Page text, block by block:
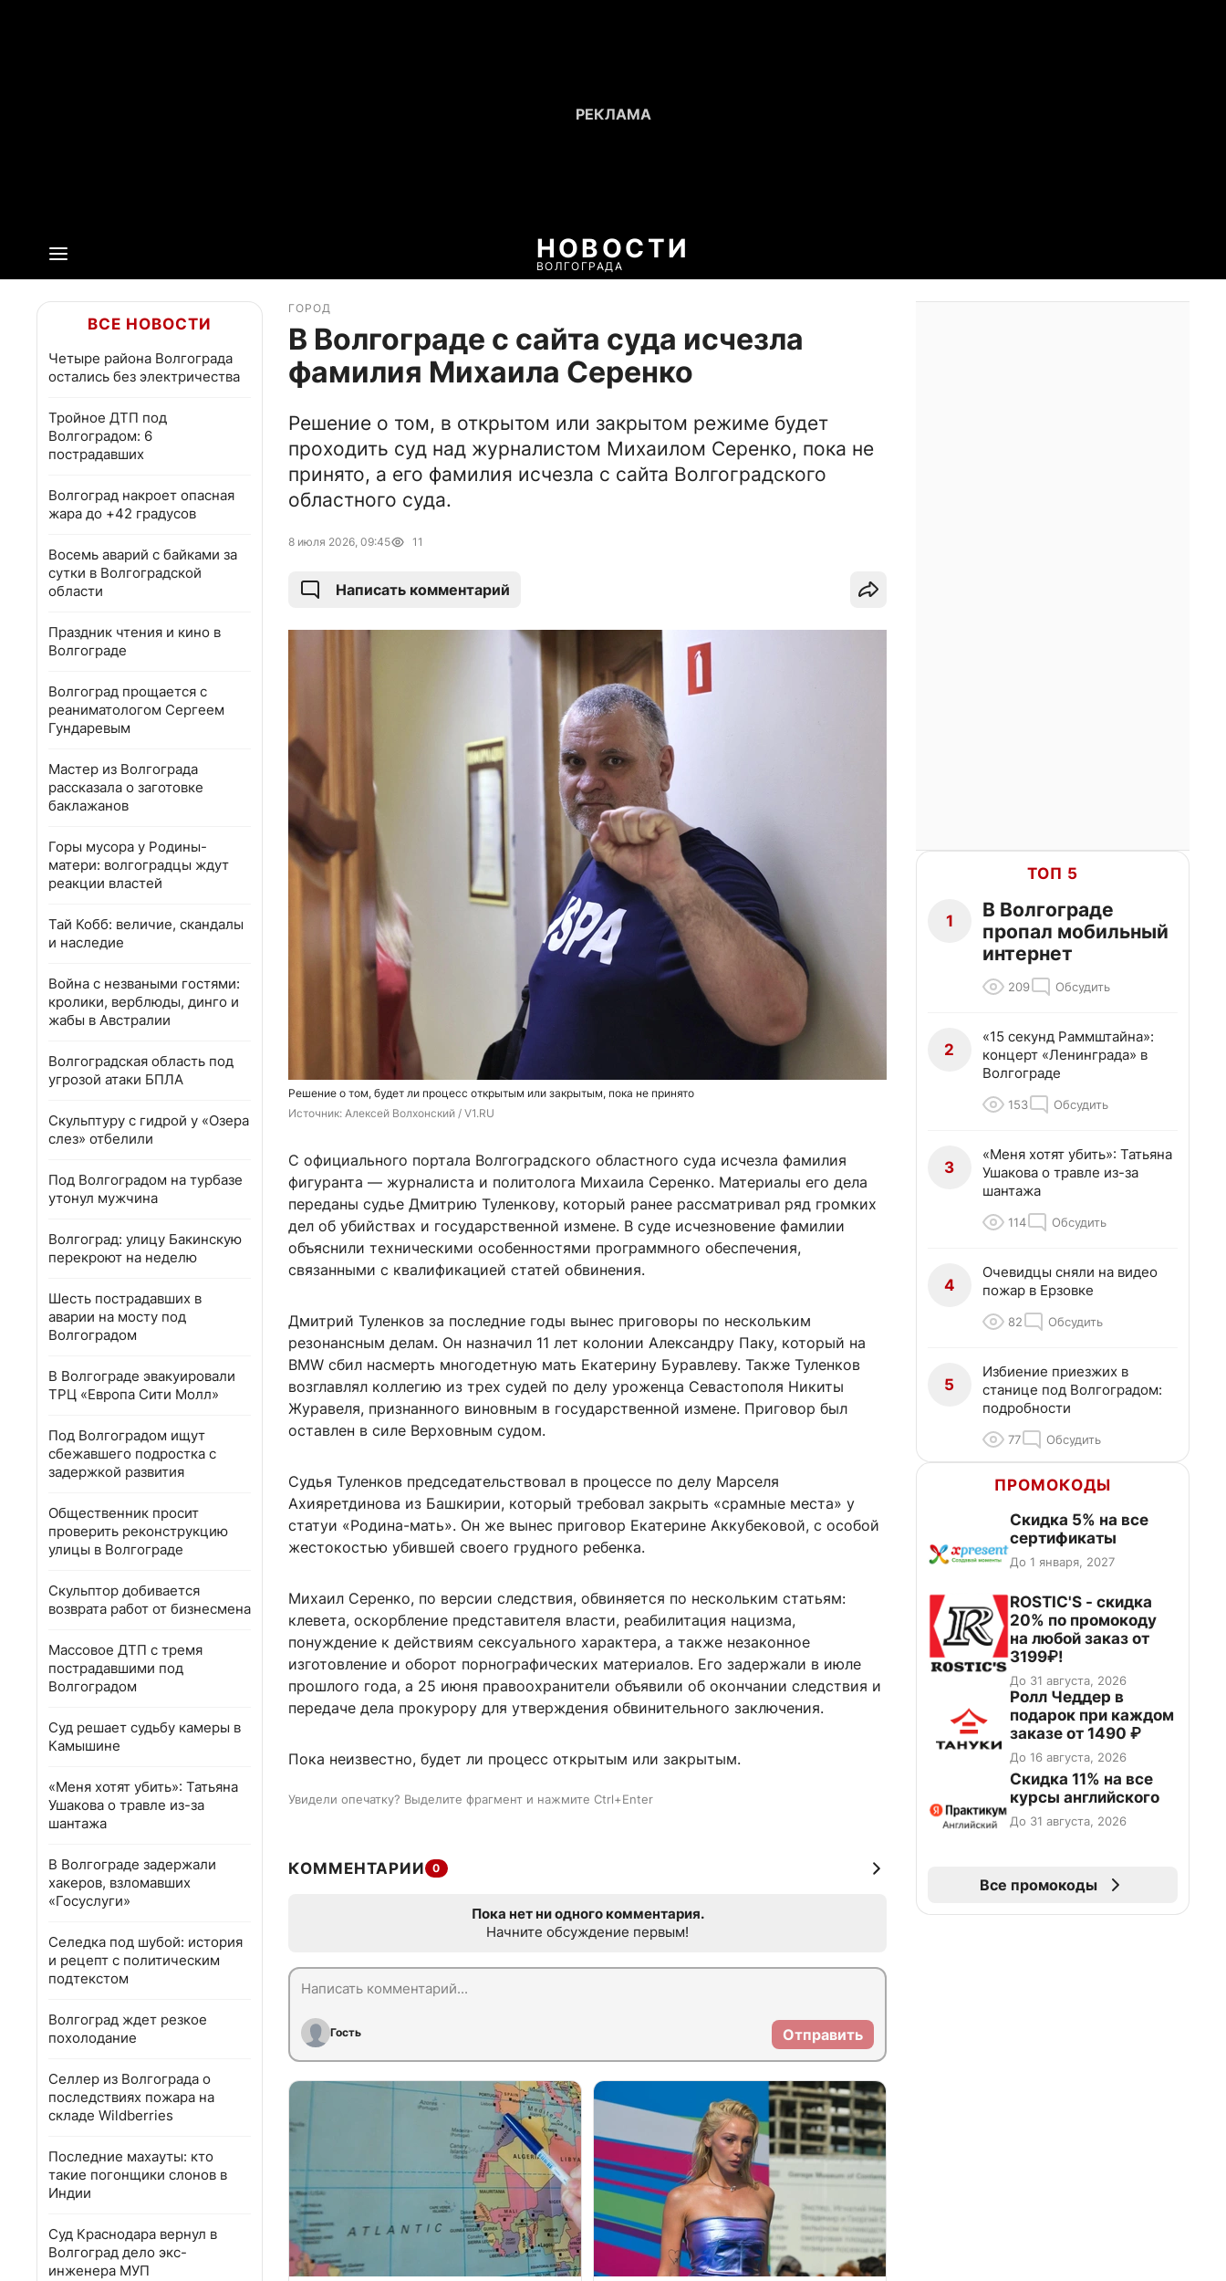
НОВОСТИ
ВОЛГОГРАДА
ВСЕ НОВОСТИ
Четыре района Волгограда
остались без электричества
Тройное ДТП под
Волгоградом: 6
пострадавших
Волгоград накроет опасная
жара до +42 градусов
Восемь аварий с байками за
сутки в Волгоградской
области
Праздник чтения и кино в
Волгограде
Волгоград прощается с
реаниматологом Сергеем
Гундаревым
Мастер из Волгограда
рассказала о заготовке
баклажанов
Горы мусора у Родины-
матери: волгоградцы ждут
реакции властей
Тай Кобб: величие, скандалы
и наследие
Война с незваными гостями:
кролики, верблюды, динго и
жабы в Австралии
Волгоградская область под
угрозой атаки БПЛА
Скульптуру с гидрой у «Озера
слез» отбелили
Под Волгоградом на турбазе
утонул мужчина
Волгоград: улицу Бакинскую
перекроют на неделю
Шесть пострадавших в
аварии на мосту под
Волгоградом
В Волгограде эвакуировали
ТРЦ «Европа Сити Молл»
Под Волгоградом ищут
сбежавшего подростка с
задержкой развития
Общественник просит
проверить реконструкцию
улицы в Волгограде
Скульптор добивается
возврата работ от бизнесмена
Массовое ДТП с тремя
пострадавшими под
Волгоградом
Суд решает судьбу камеры в
Камышине
«Меня хотят убить»: Татьяна
Ушакова о травле из-за
шантажа
В Волгограде задержали
хакеров, взломавших
«Госуслуги»
Селедка под шубой: история
и рецепт с политическим
подтекстом
Волгоград ждет резкое
похолодание
Селлер из Волгограда о
последствиях пожара на
складе Wildberries
Последние махауты: кто
такие погонщики слонов в
Индии
Суд Краснодара вернул в
Волгоград дело экс-
инженера МУП
ГОРОД
В Волгограде с сайта суда исчезла
фамилия Михаила Серенко
Решение о том, в открытом или закрытом режиме будет
проходить суд над журналистом Михаилом Серенко, пока не
принято, а его фамилия исчезла с сайта Волгоградского
областного суда.
8 июля 2026, 09:45 11
Написать комментарий
Решение о том, будет ли процесс открытым или закрытым, пока не принято
Источник: Алексей Волхонский / V1.RU
С официального портала Волгоградского областного суда исчезла фамилия
фигуранта — журналиста и политолога Михаила Серенко. Материалы его дела
переданы судье Дмитрию Туленкову, который ранее рассматривал ряд громких
дел об убийствах и государственной измене. В суде исчезновение фамилии
объяснили техническими особенностями программного обеспечения,
связанными с квалификацией статей обвинения.
Дмитрий Туленков за последние годы вынес приговоры по нескольким
резонансным делам. Он назначил 11 лет колонии Александру Паку, который на
BMW сбил насмерть многодетную мать Екатерину Буравлеву. Также Туленков
возглавлял коллегию из трех судей по делу уроженца Севастополя Никиты
Журавеля, признанного виновным в государственной измене. Приговор был
оставлен в силе Верховным судом.
Судья Туленков председательствовал в процессе по делу Марселя
Ахияретдинова из Башкирии, который требовал закрыть «срамные места» у
статуи «Родина-мать». Он же вынес приговор Екатерине Аккубековой, с особой
жестокостью убившей своего грудного ребенка.
Михаил Серенко, по версии следствия, обвиняется по нескольким статьям:
клевета, оскорбление представителя власти, реабилитация нацизма,
понуждение к действиям сексуального характера, а также незаконное
изготовление и оборот порнографических материалов. Его задержали в июле
прошлого года, а 25 июня правоохранители объявили об окончании следствия и
передаче дела прокурору для утверждения обвинительного заключения.
Пока неизвестно, будет ли процесс открытым или закрытым.
Увидели опечатку? Выделите фрагмент и нажмите Ctrl+Enter
КОММЕНТАРИИ 0
Пока нет ни одного комментария.
Начните обсуждение первым!
Гость Отправить
ТОП 5
1
В Волгограде
пропал мобильный
интернет
209 Обсудить
2
«15 секунд Раммштайна»:
концерт «Ленинграда» в
Волгограде
153 Обсудить
3
«Меня хотят убить»: Татьяна
Ушакова о травле из-за
шантажа
114 Обсудить
4
Очевидцы сняли на видео
пожар в Ерзовке
82 Обсудить
5
Избиение приезжих в
станице под Волгоградом:
подробности
77 Обсудить
ПРОМОКОДЫ
Скидка 5% на все
сертификаты
До 1 января, 2027
ROSTIC'S - скидка
20% по промокоду
на любой заказ от
3199₽!
До 31 августа, 2026
Ролл Чеддер в
подарок при каждом
заказе от 1490 ₽
До 16 августа, 2026
Скидка 11% на все
курсы английского
До 31 августа, 2026
Все промокоды